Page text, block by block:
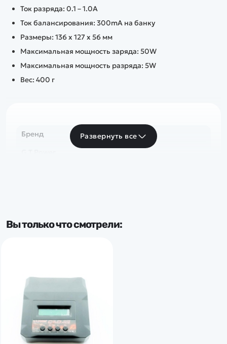
Ток разряда: 0.1 – 1.0А
Ток балансирования: 300mA на банку
Размеры: 136 x 127 x 56 мм
Максимальная мощность заряда: 50W
Максимальная мощность разряда: 5W
Вес: 400 г
Бренд
Развернуть все
Вы только что смотрели: